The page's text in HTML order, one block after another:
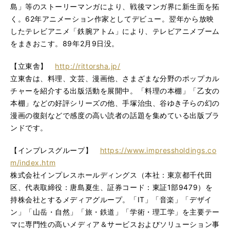
島」等のストーリーマンガにより、戦後マンガ界に新生面を拓
く。62年アニメーション作家としてデビュー。翌年から放映
したテレビアニメ「鉄腕アトム」により、テレビアニメブーム
をまきおこす。89年2月9日没。
【立東舎】 http://rittorsha.jp/
立東舎は、料理、文芸、漫画他、さまざまな分野のポップカル
チャーを紹介する出版活動を展開中。「料理の本棚」「乙女の
本棚」などの好評シリーズの他、手塚治虫、谷ゆき子らの幻の
漫画の復刻などで感度の高い読者の話題を集めている出版ブラ
ンドです。
【インプレスグループ】 https://www.impressholdings.co
m/index.htm
株式会社インプレスホールディングス（本社：東京都千代田
区、代表取締役：唐島夏生、証券コード：東証1部9479）を
持株会社とするメディアグループ。「IT」「音楽」「デザイ
ン」「山岳・自然」「旅・鉄道」「学術・理工学」を主要テー
マに専門性の高いメディア＆サービスおよびソリューション事